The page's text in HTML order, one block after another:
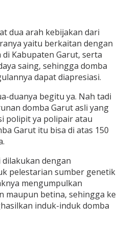
dua arah kebijakan dari
yaitu berkaitan dengan
Kabupaten Garut, serta
saing, sehingga domba
dapat diapresiasi.
duanya begitu ya. Nah tadi
domba Garut asli yang
polipit ya polipair atau
Garut itu bisa di atas 150
dengan
pelestarian sumber genetik
mengumpulkan
maupun betina, sehingga ke
induk-induk domba